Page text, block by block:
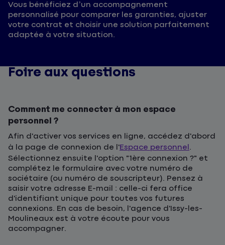
Vous bénéficiez d’un accompagnement
personnalisé pour comparer les garanties, ajuster
votre contrat et choisir une solution parfaitement
adaptée à votre situation.
Foire aux questions
Comment me connecter à mon espace
personnel ?
Afin d'activer vos services en ligne, accédez d'abord
à la page de connexion de l'Espace personnel .
Sélectionnez ensuite l'option "1ère connexion ?" et
complétez le formulaire avec votre numéro de
sociétaire (ou numéro de souscripteur). Pensez à
saisir votre adresse E-mail : celle-ci fera office
d'identifiant unique pour toutes vos futures
connexions. En cas de besoin, l'agence d'Issy-les-
Moulineaux est à votre écoute pour vous
accompagner.